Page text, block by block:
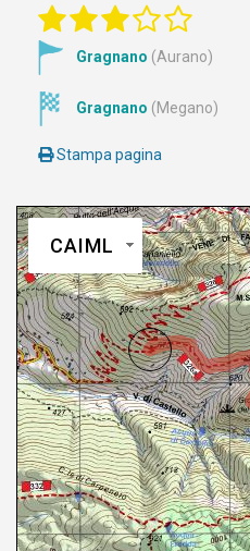
Gragnano (Aurano)
Gragnano (Megano)
Stampa pagina
CAIML